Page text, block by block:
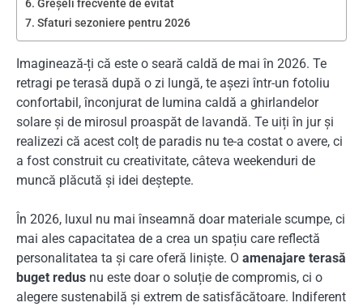
Greșeli frecvente de evitat
Sfaturi sezoniere pentru 2026
Imaginează-ți că este o seară caldă de mai în 2026. Te
retragi pe terasă după o zi lungă, te așezi într-un fotoliu
confortabil, înconjurat de lumina caldă a ghirlandelor
solare și de mirosul proaspăt de lavandă. Te uiți în jur și
realizezi că acest colț de paradis nu te-a costat o avere, ci
a fost construit cu creativitate, câteva weekenduri de
muncă plăcută și idei deștepte.
În 2026, luxul nu mai înseamnă doar materiale scumpe, ci
mai ales capacitatea de a crea un spațiu care reflectă
personalitatea ta și care oferă liniște. O amenajare terasă
buget redus nu este doar o soluție de compromis, ci o
alegere sustenabilă și extrem de satisfăcătoare. Indiferent